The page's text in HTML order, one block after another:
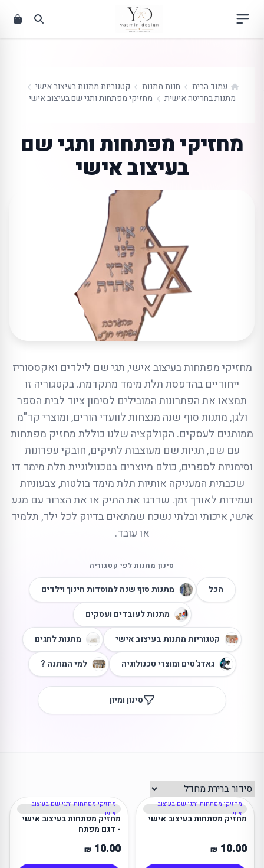
לתוכן
עמוד הבית חנות מתנות
קטגוריות מתנות בעיצוב אישי
מתנות בחריטה אישית
מחזיקי מפתחות ותגי שם בעיצוב אישי
מחזיקי מפתחות ותגי שם
בעיצוב אישי
מחזיקי מפתחות בעיצוב אישי, תגי שם לילדים ואקססוריז
ייחודיים בהדפסת תלת מימד מתקדמת. בקטגוריה זו
תמצאו את הפתרונות המובילים לסימון ציוד לבית הספר
ולגן, מתנות סוף שנה מנצחות לוועדי הורים, ומוצרי קד"מ
ממותגים לעסקים. הקולקציה שלנו כוללת מחזיק מפתחות
עם שם, תגיות שם מעוצבות לתיקים, חובקי עפרונות
וסימניות לספרים, כולם מיוצרים בטכנולוגיית תלת מימד דו
שכבתית המעניקה אותיות תלת מימד בולטות, צבעוניות
ועמידות לאורך זמן. שדרגו את התיק או את הצרור עם מגע
אישי, איכותי ובלתי נשכח שמתאים בדיוק לכל ילד, תלמיד
או עובד.
סינון מתנות לפי קטגוריה
הכל
מתנות סוף שנה למוסדות חינוך וילדים
מתנות לעובדים ועסקים
קטגוריות מתנות בעיצוב אישי
מתנות לחגים
גאדג'טים ומוצרי טכנולוגיה
למי המתנה ?
סינון ומיון
מינימום 20 יח׳
מחזיקי מפתחות ותגי שם בעיצוב
אישי
מחזיק מפתחות בעיצוב אישי
10.00
₪
מינימום 20 יח׳
מחזיקי מפתחות ותגי שם בעיצוב
אישי
מחזיק מפתחות בעיצוב אישי
- דגם מפתח
10.00
₪